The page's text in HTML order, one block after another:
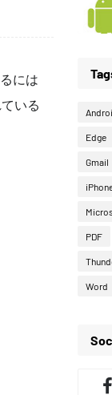
には
いる
Edge
Gmail
PDF
Word